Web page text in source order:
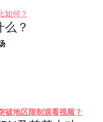
如何？
？
破地区限制观看视频？